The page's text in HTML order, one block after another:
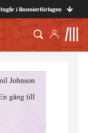
Ingår i Bonnierförlagen